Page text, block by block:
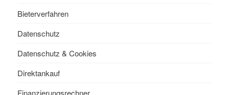
Bieterverfahren
Datenschutz
Datenschutz & Cookies
Direktankauf
Finanzierungsrechner